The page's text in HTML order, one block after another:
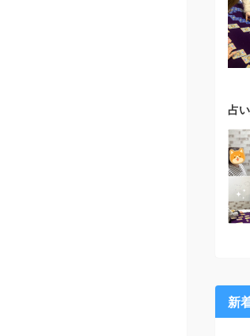
占
新